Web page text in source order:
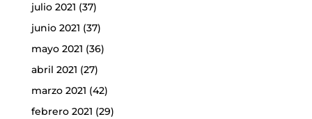
julio 2021 (37)
junio 2021 (37)
mayo 2021 (36)
abril 2021 (27)
marzo 2021 (42)
febrero 2021 (29)